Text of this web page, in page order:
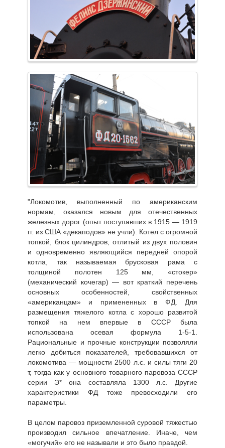
"Локомотив, выполненный по американским
нормам, оказался новым для отечественных
железных дорог (опыт поступавших в 1915 — 1919
гг. из США «декаподов» не учли). Котел с огромной
топкой, блок цилиндров, отлитый из двух половин
и одновременно являющийся передней опорой
котла, так называемая брусковая рама с
толщиной полотен 125 мм, «стокер»
(механический кочегар) — вот краткий перечень
основных особенностей, свойственных
«американцам» и примененных в ФД. Для
размещения тяжелого котла с хорошо развитой
топкой на нем впервые в СССР была
использована осевая формула 1-5-1.
Рациональные и прочные конструкции позволяли
легко добиться показателей, требовавшихся от
локомотива — мощности 2500 л.с. и силы тяги 20
т, тогда как у основного товарного паровоза СССР
серии Э* она составляла 1300 л.с. Другие
характеристики ФД тоже превосходили его
параметры.
В целом паровоз приземленной суровой тяжестью
производил сильное впечатление. Иначе, чем
«могучий» его не называли и это было правдой.